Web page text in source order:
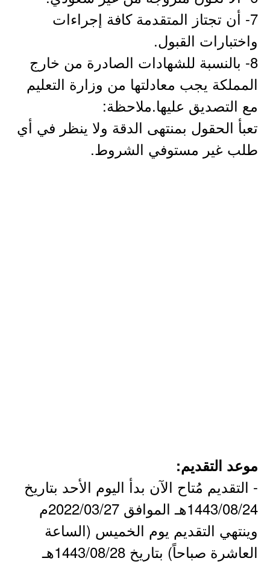
7- أن تجتاز المتقدمة كافة إجراءات
واختبارات القبول.
8- بالنسبة للشهادات الصادرة من خارج
المملكة يجب معادلتها من وزارة التعليم
مع التصديق عليها.ملاحظة:
تعبأ الحقول بمنتهى الدقة ولا ينظر في أي
طلب غير مستوفي الشروط.
موعد التقديم:
- التقديم مُتاح الآن بدأ اليوم الأحد بتاريخ
1443/08/24هـ الموافق 2022/03/27م
وينتهي التقديم يوم الخميس (الساعة
العاشرة صباحاً) بتاريخ 1443/08/28هـ